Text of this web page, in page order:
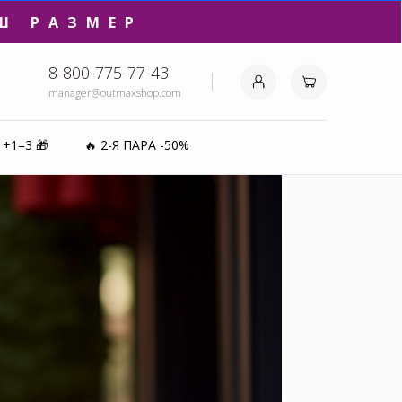
РАЗМЕР
8-800-775-77-43
manager@outmaxshop.com
🎁 🔥 2-Я ПАРА -50%